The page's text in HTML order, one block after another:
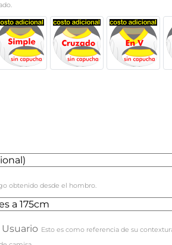
obtenido desde el hombro.
Esto es como referencia de su